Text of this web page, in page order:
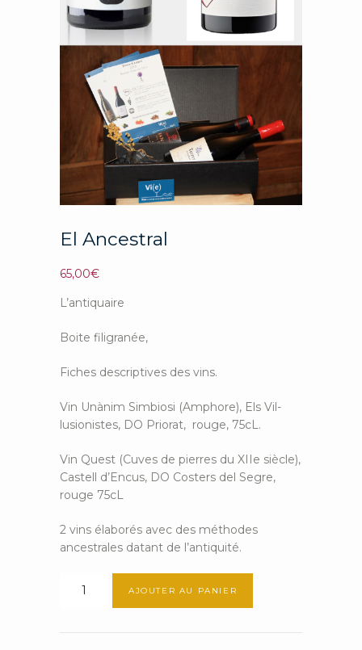
El Ancestral
65,00€
L’antiquaire
Boite filigranée,
Fiches descriptives des vins.
Vin Unànim Simbiosi (Amphore), Els Vil-
lusionistes, DO Priorat, rouge, 75cL.
Vin Quest (Cuves de pierres du XIIe siècle),
Castell d’Encus, DO Costers del Segre,
rouge 75cL
2 vins élaborés avec des méthodes
ancestrales datant de l’antiquité.
Ancestral
AJOUTER AU PANIER